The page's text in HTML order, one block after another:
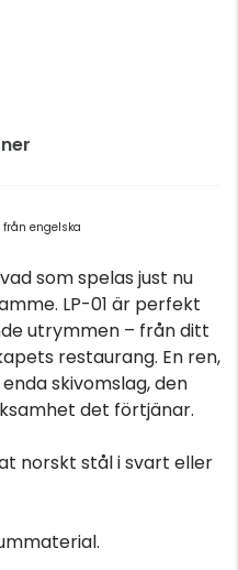
engelska
som spelas just nu
LP-01 är perfekt
utrymmen – från ditt
restaurang. En ren,
skivomslag, den
det förtjänar.
norskt stål i svart eller